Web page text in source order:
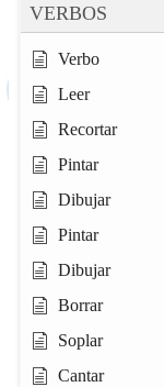
VERBOS
Verbo
Leer
Recortar
Pintar
Dibujar
Pintar
Dibujar
Borrar
Soplar
Cantar